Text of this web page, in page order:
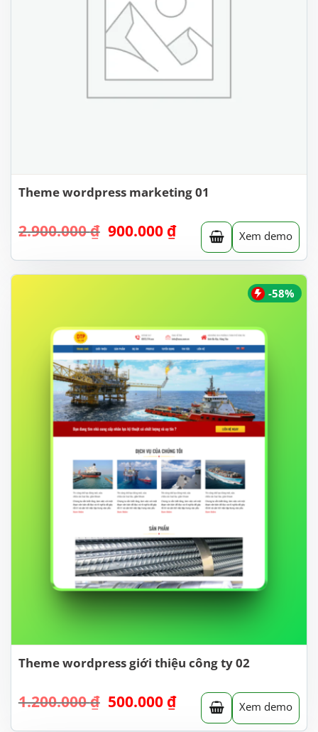
Theme wordpress marketing 01
2.900.000₫ Giá
là:
2.900.000 ₫.
900.000 ₫Giá
hiện
tại
là:
Xem demo
-58%
Theme wordpress giới thiệu công ty 02
1.200.000₫ Giá
500.000 ₫Giá
hiện Xem demo